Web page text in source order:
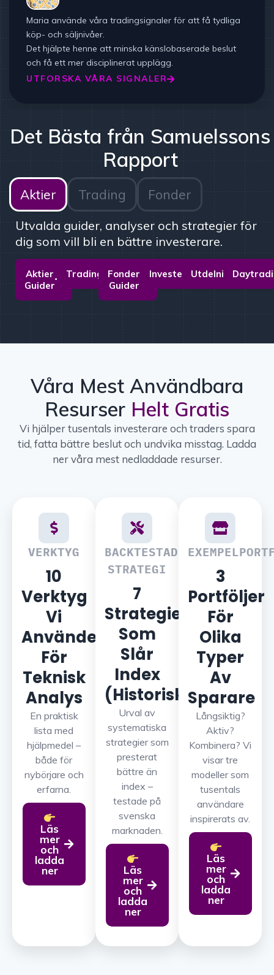
Maria använde våra tradingsignaler för att få tydliga
köp- och säljnivåer.
Det hjälpte henne att minska känslobaserade beslut
och få ett mer disciplinerat upplägg.
UTFORSKA VÅRA SIGNALER
Det Bästa från Samuelssons
Rapport
Aktier Trading Fonder
Utvalda guider, analyser och strategier för
dig som vill bli en bättre investerare.
Aktier
Guider
Trading
Fonder
Guider
InvesteraUtdelningsaktier
Våra Mest Användbara
Resurser Helt Gratis
Vi hjälper tusentals investerare och traders spara
tid, fatta bättre beslut och undvika misstag. Ladda
ner våra mest nedladdade resurser.
VERKTYG
10
Verktyg
Vi
Använder
För
Teknisk
Analys
En praktisk
lista med
hjälpmedel –
både för
nybörjare och
erfarna.
Läs
mer
och
ladda
ner
BACKTESTAD
STRATEGI
7
Strategier
Som
Slår
Index
(Historiskt)
Urval av
systematiska
strategier som
presterat
bättre än
index –
testade på
svenska
marknaden.
Läs
mer
och
ladda
ner
3
Portföljer
För
Olika
Typer
Av
Sparare
Långsiktig?
Aktiv?
Kombinera? Vi
visar tre
modeller som
tusentals
användare
inspirerats av.
Läs
mer
och
ladda
ner